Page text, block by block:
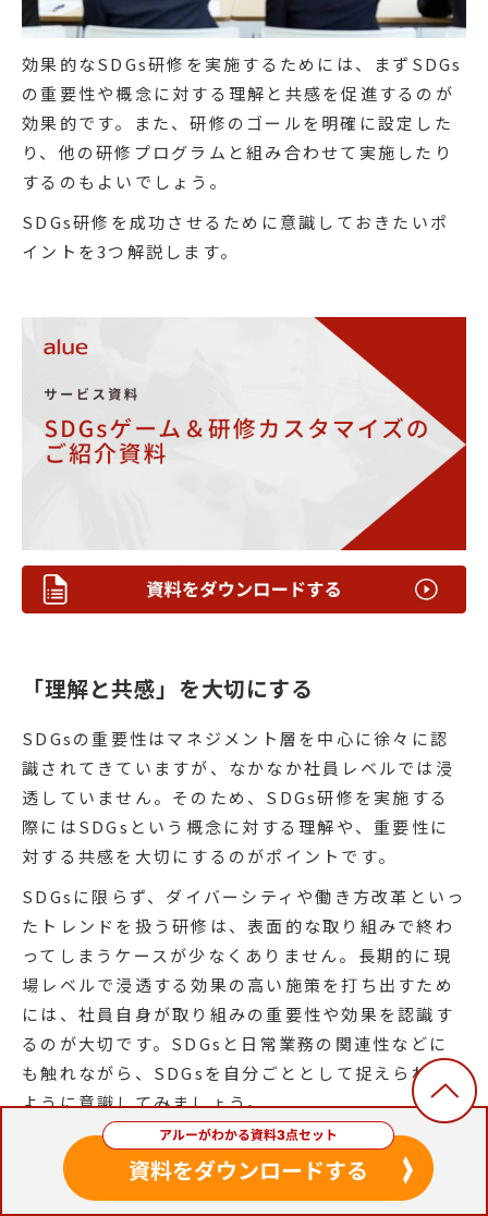
効果的なSDGs研修を実施するためには、まずSDGs
の重要性や概念に対する理解と共感を促進するのが
効果的です。また、研修のゴールを明確に設定した
り、他の研修プログラムと組み合わせて実施したり
するのもよいでしょう。
SDGs研修を成功させるために意識しておきたいポ
イントを3つ解説します。
「理解と共感」を大切にする
SDGsの重要性はマネジメント層を中心に徐々に認
識されてきていますが、なかなか社員レベルでは浸
透していません。そのため、SDGs研修を実施する
際にはSDGsという概念に対する理解や、重要性に
対する共感を大切にするのがポイントです。
SDGsに限らず、ダイバーシティや働き方改革といっ
たトレンドを扱う研修は、表面的な取り組みで終わ
ってしまうケースが少なくありません。長期的に現
場レベルで浸透する効果の高い施策を打ち出すため
には、社員自身が取り組みの重要性や効果を認識す
るのが大切です。SDGsと日常業務の関連性などに
も触れながら、SDGsを自分ごととして捉えられる
ように意識してみましょう。
研修のゴールを明確にする